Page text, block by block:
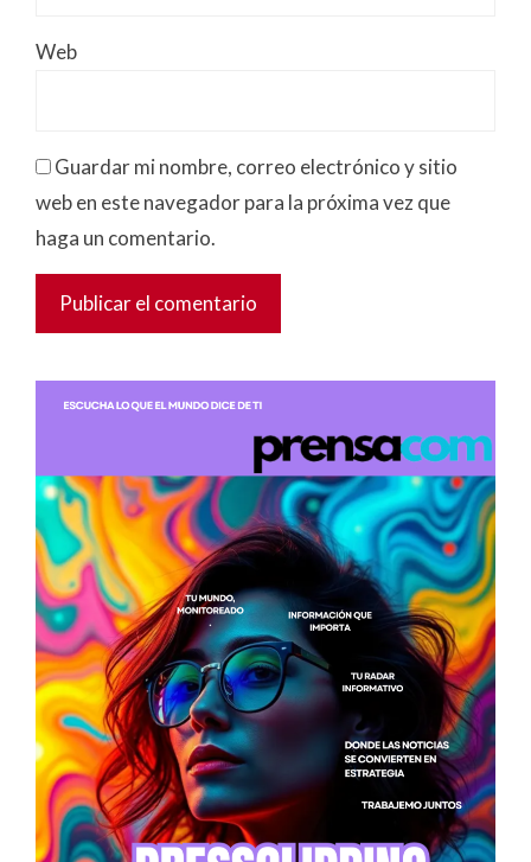
Web
Guardar mi nombre, correo electrónico y sitio
web en este navegador para la próxima vez que
haga un comentario.